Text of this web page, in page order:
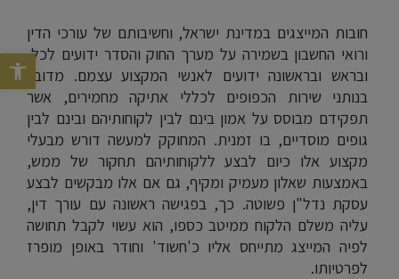
פתח סרגל
חובות המייצגים במדינת ישראל, וחשיבותם של עורכי הדין
ורואי החשבון בשמירה על מערך החוק והסדר ידועים לכל,
ובראש ובראשונה ידועים לאנשי המקצוע עצמם. מדובר
בנותני שירות הכפופים לכללי אתיקה מחמירים, אשר
תפקידם מבוסס על אמון בינם לבין לקוחותיהם ובינם לבין
גופים מוסדיים, בו זמנית. המחוקק למעשה דורש מבעלי
מקצוע אלו כיום לבצע ללקוחותיהם תחקור של ממש,
באמצעות שאלון מעמיק ומקיף, גם אם אלו מבקשים לבצע
עסקת נדל"ן פשוטה. כך, בפגישה ראשונה עם עורך דין,
עליה משלם הלקוח ממיטב כספו, הוא עשוי לקבל תחושה
לפיה המייצג מתייחס אליו כ'חשוד' וחודר באופן מופרז
לפרטיותו.